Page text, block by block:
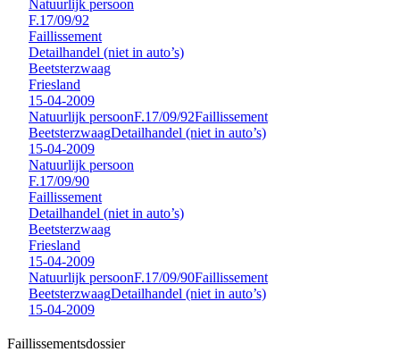
Natuurlijk persoon
F.17/09/92
Faillissement
Detailhandel (niet in auto’s)
Beetsterzwaag
Friesland
15-04-2009
Natuurlijk persoonF.17/09/92Faillissement
BeetsterzwaagDetailhandel (niet in auto’s)
15-04-2009
Natuurlijk persoon
F.17/09/90
Faillissement
Detailhandel (niet in auto’s)
Beetsterzwaag
Friesland
15-04-2009
Natuurlijk persoonF.17/09/90Faillissement
BeetsterzwaagDetailhandel (niet in auto’s)
15-04-2009
Faillissementsdossier